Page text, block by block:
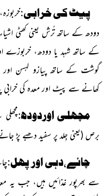
پیٹ کی خرابی:
دودھ کے ساتھ تُرش یعنی کھٹی
کے ساتھ شہد یا دودھ، خربوزے
گوشت کے ساتھ پیازو لہسن
کھانےسے پیٹ اور معدہ کی خرابی
مچھلی اوردودھ:
برص (یعنی جِلد پر سفید دھبے پڑ
چائے،دہی اور پھل:
سے بھرپور غذائیں ہیں،جب یہ